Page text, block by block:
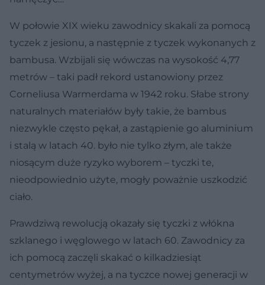
W połowie XIX wieku zawodnicy skakali za pomocą
tyczek z jesionu, a następnie z tyczek wykonanych z
bambusa. Wzbijali się wówczas na wysokość 4,77
metrów – taki padł rekord ustanowiony przez
Corneliusa Warmerdama w 1942 roku. Słabe strony
naturalnych materiałów były takie, że bambus
niezwykle często pękał, a zastąpienie go aluminium
i stalą w latach 40. było nie tylko złym, ale także
niosącym duże ryzyko wyborem – tyczki te,
nieodpowiednio użyte, mogły poważnie uszkodzić
ciało.
Prawdziwą rewolucją okazały się tyczki z włókna
szklanego i węglowego w latach 60. Zawodnicy za
ich pomocą zaczęli skakać o kilkadziesiąt
centymetrów wyżej, a na tyczce nowej generacji w